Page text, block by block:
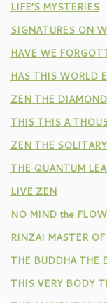
LIFE’S MYSTERIES
SIGNATURES ON
HAVE WE
HAS THIS WORLD
ZEN THE
THIS THIS A
ZEN THE
THE QUANTUM
LIVE ZEN
NO MIND the
RINZAI MASTER
THE BUDDHA THE
THIS VERY BODY